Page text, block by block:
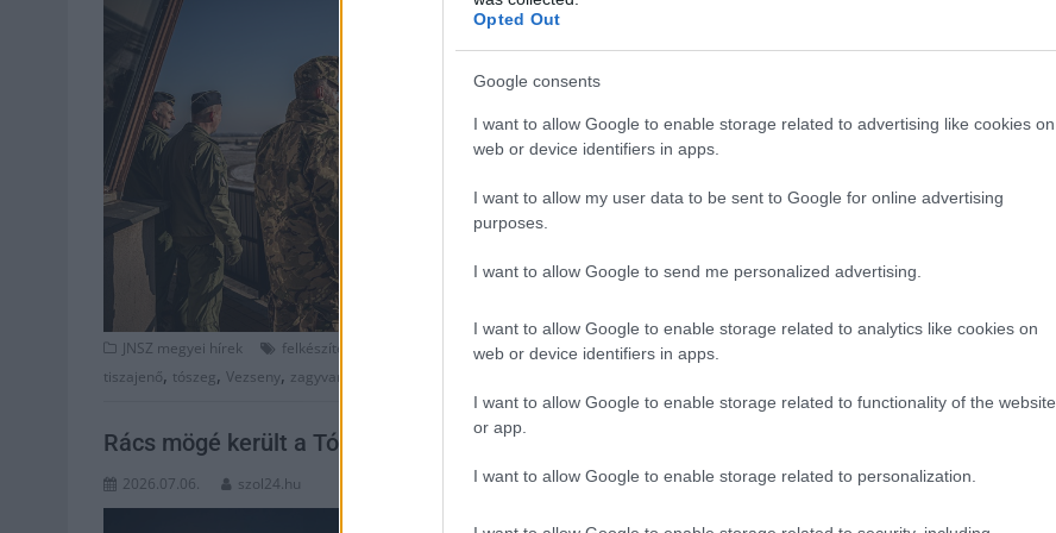
Opted Out
Google consents
I want to allow Google to enable storage related to advertising like cookies on
web or device identifiers in apps.
I want to allow my user data to be sent to Google for online advertising
purposes.
I want to allow Google to send me personalized advertising.
I want to allow Google to enable storage related to analytics like cookies on
web or device identifiers in apps.
I want to allow Google to enable storage related to functionality of the website
or app.
I want to allow Google to enable storage related to personalization.
környező településeken.
JNSZ megyei hírek felkészítés honvédség ,magyar honvédség,Martfű,MH Kiss József 86. Helikopterdandár
tiszajenő, tószeg, Vezseny, zagyvarékas
Rács mögé került a Tószegnél halálos tragédiát okozó sofőr
2026.07.06. szol24.hu
Elrendelte a Szolnoki Járásbíróság annak az